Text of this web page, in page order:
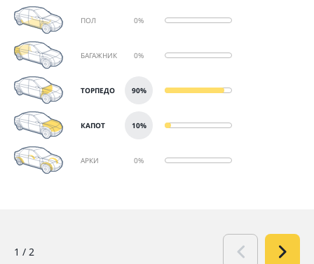
ПОЛ 0%
БАГАЖНИК 0%
ТОРПЕДО 90%
КАПОТ 10%
АРКИ 0%
1 / 2